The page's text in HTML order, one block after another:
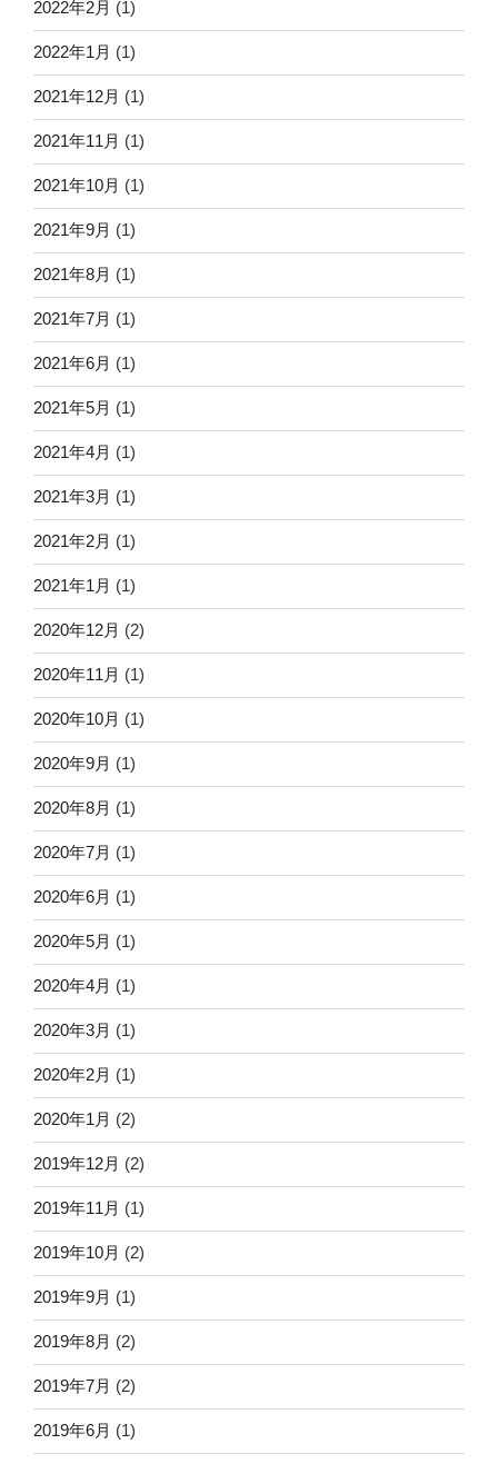
2022年2月 (1)
2022年1月 (1)
2021年12月 (1)
2021年11月 (1)
2021年10月 (1)
2021年9月 (1)
2021年8月 (1)
2021年7月 (1)
2021年6月 (1)
2021年5月 (1)
2021年4月 (1)
2021年3月 (1)
2021年2月 (1)
2021年1月 (1)
2020年12月 (2)
2020年11月 (1)
2020年10月 (1)
2020年9月 (1)
2020年8月 (1)
2020年7月 (1)
2020年6月 (1)
2020年5月 (1)
2020年4月 (1)
2020年3月 (1)
2020年2月 (1)
2020年1月 (2)
2019年12月 (2)
2019年11月 (1)
2019年10月 (2)
2019年9月 (1)
2019年8月 (2)
2019年7月 (2)
2019年6月 (1)